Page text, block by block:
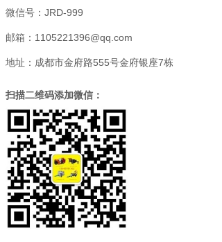
微信号：JRD-999
邮箱：1105221396@qq.com
地址：成都市金府路555号金府银座7栋
扫描二维码添加微信：